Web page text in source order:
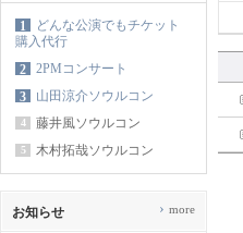
1
どんな公演でもチケット
購入代行
2
2PMコンサート
3
山田涼介ソウルコン
4 藤井風ソウルコン
5 木村拓哉ソウルコン
お知らせ › more